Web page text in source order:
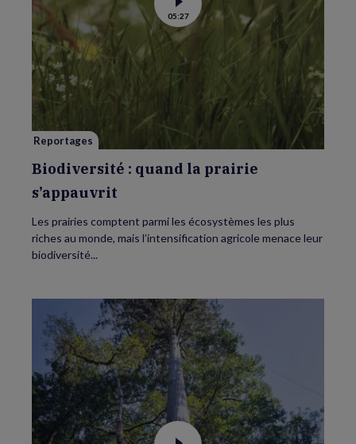
Voir
la
vidéo
de
Biodiversité
la
s’appauvrit
05:27
Reportages
Biodiversité : quand la prairie
s’appauvrit
Les prairies comptent parmi les écosystèmes les plus
riches au monde, mais l’intensification agricole menace leur
biodiversité...